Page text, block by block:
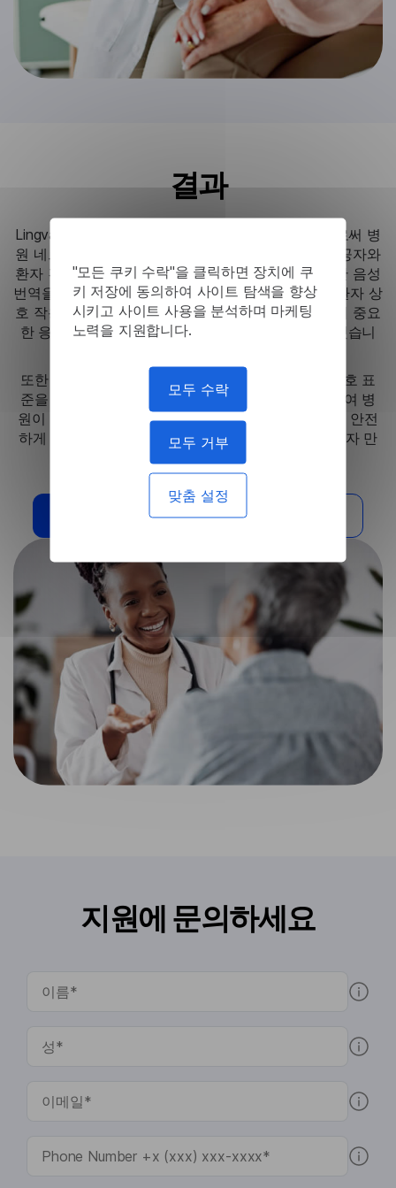
"모든 쿠키 수락"을 클릭하면 장치에 쿠
키 저장에 동의하여 사이트 탐색을 향상
시키고 사이트 사용을 분석하며 마케팅
노력을 지원합니다.
모두 수락
모두 거부
맞춤 설정
결과
Lingvanex의 안전한 온프레미스 솔루션을 통합함으로써 병
원 네트워크는 언어 장벽에 관계없이 의료 서비스 제공자와
환자 간의 의사소통을 크게 향상시키는 고품질 실시간 음성
번역을 달성했습니다. 솔루션의 의료 관련 어휘집은 환자 상
호 작용의 정확성을 보장하여 특히 정밀한 의사소통이 중요
한 응급 상황에서 더 나은 진단과 관리를 가능하게 했습니
또한 온프레미스 설정은 엄격한 데이터 개인 정보 보호 표
준을 유지하여 의료 규제 요구 사항에 완전히 부합하여 병
원이 환자의 기밀 유지 위험 없이 최첨단 언어 기술을 안전
하게 활용할 수 있도록 했습니다. 이러한 통합으로 환자 만
족도와 운영 효율성이 향상되었습니다.
이 해결책이 필요해 다른 사례 읽기
지원에 문의하세요